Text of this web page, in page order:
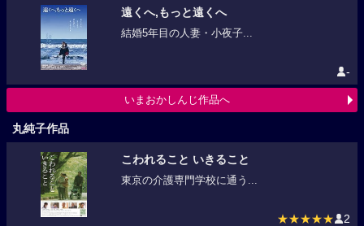
遠くへ,もっと遠くへ
結婚5年目の人妻・小夜子...
-
いまおかしんじ作品へ
丸純子作品
こわれること いきること
東京の介護専門学校に通う...
★★★★★ 2